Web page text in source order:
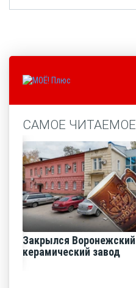
САМОЕ ЧИТАЕМОЕ
Закрылся Воронежский
керамический завод